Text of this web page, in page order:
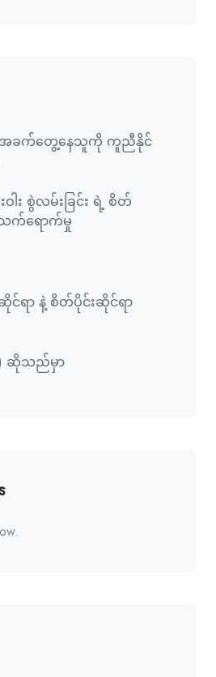
င့် အခက်တွေ့နေသူကို ကူညီနိုင်
း စွဲလမ်းခြင်း ရဲ့ စိတ်
သက်ရောက်မှု
င်ရာ နဲ့ စိတ်ပိုင်းဆိုင်ရာ
ဆိုသည်မှာ